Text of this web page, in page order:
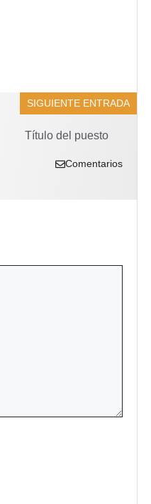
SIGUIENTE ENTRADA
Título del puesto
Comentarios